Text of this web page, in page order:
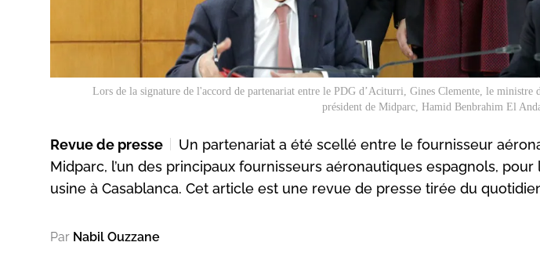
Lors de la signature de l'accord de partenariat entre le PDG d’Aciturri, Gines Clemente, le ministre
président de Midparc, Hamid Benbrahim El
Revue de presse
Un partenariat a été scellé entre le fournisseur
Midparc, l’un des principaux fournisseurs aéronautiques espagnols,
usine à Casablanca. Cet article est une revue de presse tirée du
Par Nabil Ouzzane